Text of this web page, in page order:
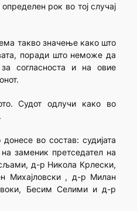
рок во тој случај
такво значење како што
поради што неможе да
согласноста и на овие
Судот одлучи како во
во состав: судијата
заменик претседател на
д-р Никола Крлески,
Михајловски , д-р Милан
Бесим Селими и д-р